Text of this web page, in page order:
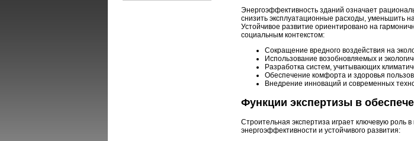
Энергоэффективность зданий означает
снизить эксплуатационные расходы, уменьшить
Устойчивое развитие ориентировано на
социальным контекстом:
Сокращение вредного воздействия на
Использование возобновляемых и
Разработка систем, учитывающих
Обеспечение комфорта и здоровья
Внедрение инноваций и современных
Функции экспертизы в
Строительная экспертиза играет ключевую роль
энергоэффективности и устойчивого развития: